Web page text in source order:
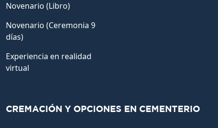
Novenario (Libro)
Novenario (Ceremonia 9
días)
Experiencia en realidad
virtual
CREMACIÓN Y OPCIONES EN CEMENTERIO